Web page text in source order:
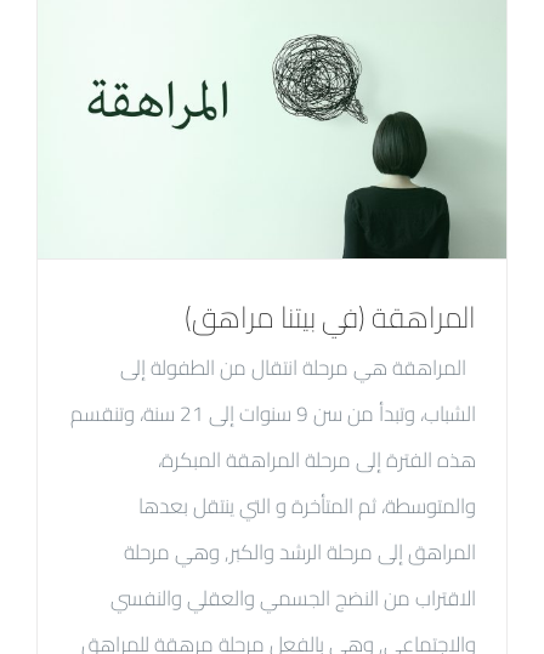
المراهقة (في بيتنا مراهق)
المراهقة هي مرحلة انتقال من الطفولة إلى
الشباب، وتبدأ من سن 9 سنوات إلى 21 سنة، وتنقسم
هذه الفترة إلى مرحلة المراهقة المبكرة،
والمتوسطة، ثم المتأخرة و التي ينتقل بعدها
المراهق إلى مرحلة الرشد والكبر, وهي مرحلة
الاقتراب من النضج الجسمي والعقلي والنفسي
والاجتماعي, وهي بالفعل مرحلة مرهقة للمراهق